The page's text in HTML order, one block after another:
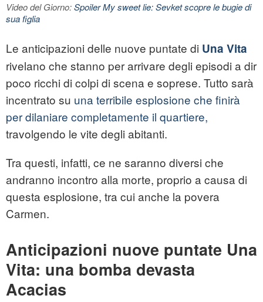
Video del Giorno:Spoiler My sweet lie: Sevket scopre le bugie di
sua figlia
Le anticipazioni delle nuove puntate di Una Vita
rivelano che stanno per arrivare degli episodi a dir
poco ricchi di colpi di scena e soprese. Tutto sarà
incentrato su una terribile esplosione che finirà
per dilaniare completamente il quartiere,
travolgendo le vite degli abitanti.
Tra questi, infatti, ce ne saranno diversi che
andranno incontro alla morte, proprio a causa di
questa esplosione, tra cui anche la povera
Carmen.
Anticipazioni nuove puntate Una
Vita: una bomba devasta
Acacias